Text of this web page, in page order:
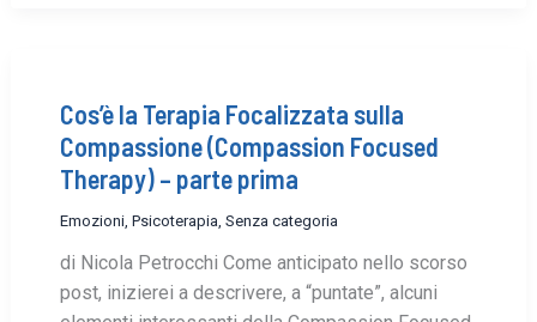
Cos’è la Terapia Focalizzata sulla
Compassione (Compassion Focused
Therapy) – parte prima
Emozioni, Psicoterapia Senza categoria
di Nicola Petrocchi Come anticipato nello scorso
post, inizierei a descrivere, a “puntate”, alcuni